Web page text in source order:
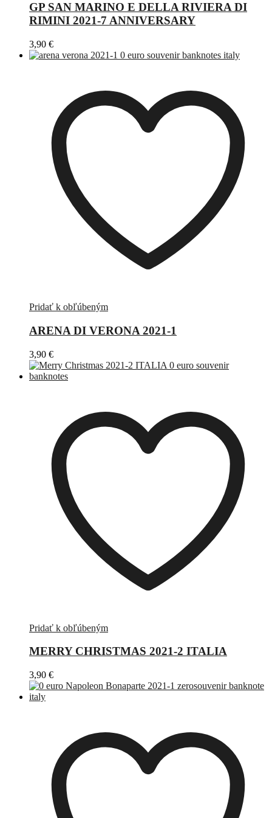
GP SAN MARINO E DELLA RIVIERA DI
RIMINI 2021-7 ANNIVERSARY
3,90 €
Pridať k obľúbeným
ARENA DI VERONA 2021-1
3,90 €
Pridať k obľúbeným
MERRY CHRISTMAS 2021-2 ITALIA
3,90 €